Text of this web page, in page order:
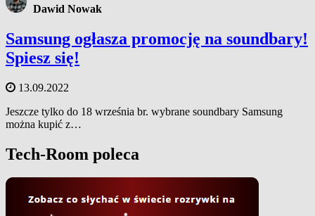
Dawid Nowak
Samsung ogłasza promocję na soundbary!
Spiesz się!
13.09.2022
Jeszcze tylko do 18 września br. wybrane soundbary Samsung
można kupić z…
Tech-Room poleca